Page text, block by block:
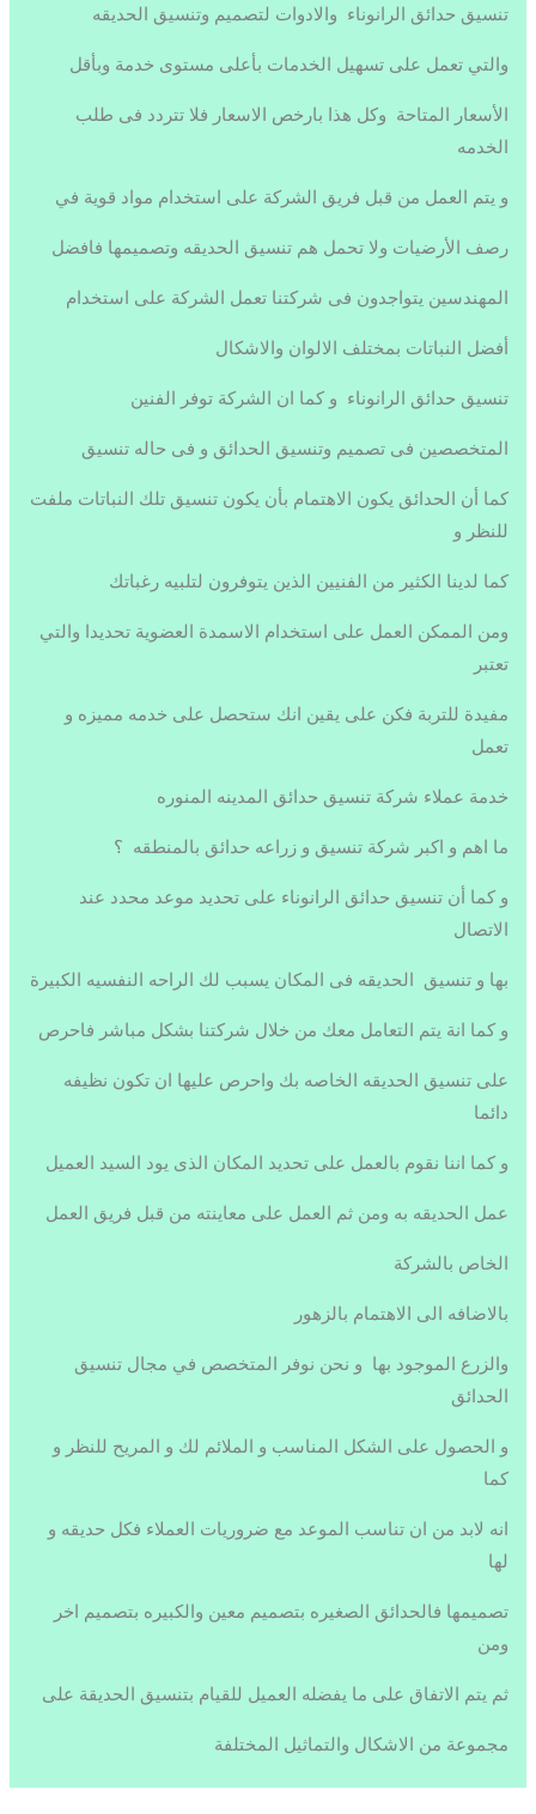
تنسيق حدائق الرانوناء والادوات لتصميم وتنسيق الحديقه
والتي تعمل على تسهيل الخدمات بأعلى مستوى خدمة وبأقل
الأسعار المتاحة وكل هذا بارخص الاسعار فلا تتردد فى طلب
الخدمه
و يتم العمل من قبل فريق الشركة على استخدام مواد قوية في
رصف الأرضيات ولا تحمل هم تنسيق الحديقه وتصميمها فافضل
المهندسين يتواجدون فى شركتنا تعمل الشركة على استخدام
أفضل النباتات بمختلف الالوان والاشكال
تنسيق حدائق الرانوناء و كما ان الشركة توفر الفنين
المتخصصين فى تصميم وتنسيق الحدائق و فى حاله تنسيق
كما أن الحدائق يكون الاهتمام بأن يكون تنسيق تلك النباتات ملفت
للنظر و
كما لدينا الكثير من الفنيين الذين يتوفرون لتلبيه رغباتك
ومن الممكن العمل على استخدام الاسمدة العضوية تحديدا والتي
تعتبر
مفيدة للتربة فكن على يقين انك ستحصل على خدمه مميزه و
تعمل
خدمة عملاء شركة تنسيق حدائق المدينه المنوره
ما اهم و اكبر شركة تنسيق و زراعه حدائق بالمنطقه ؟
و كما أن تنسيق حدائق الرانوناء على تحديد موعد محدد عند
الاتصال
بها و تنسيق الحديقه فى المكان يسبب لك الراحه النفسيه الكبيرة
و كما انة يتم التعامل معك من خلال شركتنا بشكل مباشر فاحرص
على تنسيق الحديقه الخاصه بك واحرص عليها ان تكون نظيفه
دائما
و كما اننا نقوم بالعمل على تحديد المكان الذى يود السيد العميل
عمل الحديقه به ومن ثم العمل على معاينته من قبل فريق العمل
الخاص بالشركة
بالاضافه الى الاهتمام بالزهور
والزرع الموجود بها و نحن نوفر المتخصص في مجال تنسيق
الحدائق
و الحصول على الشكل المناسب و الملائم لك و المريح للنظر و
كما
انه لابد من ان تناسب الموعد مع ضروريات العملاء فكل حديقه و
لها
تصميمها فالحدائق الصغيره بتصميم معين والكبيره بتصميم اخر
ومن
ثم يتم الاتفاق على ما يفضله العميل للقيام بتنسيق الحديقة على
مجموعة من الاشكال والتماثيل المختلفة